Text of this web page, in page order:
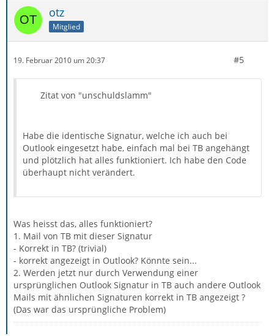
otz
Mitglied
19. Februar 2010 um 20:37 #5
Zitat von "unschuldslamm"
Habe die identische Signatur, welche ich auch bei
Outlook eingesetzt habe, einfach mal bei TB angehängt
und plötzlich hat alles funktioniert. Ich habe den Code
überhaupt nicht verändert.
Was heisst das, alles funktioniert?
1. Mail von TB mit dieser Signatur
- Korrekt in TB? (trivial)
- korrekt angezeigt in Outlook? Könnte sein...
2. Werden jetzt nur durch Verwendung einer
ursprünglichen Outlook Signatur in TB auch andere Outlook
Mails mit ähnlichen Signaturen korrekt in TB angezeigt ?
(Das war das ursprüngliche Problem)